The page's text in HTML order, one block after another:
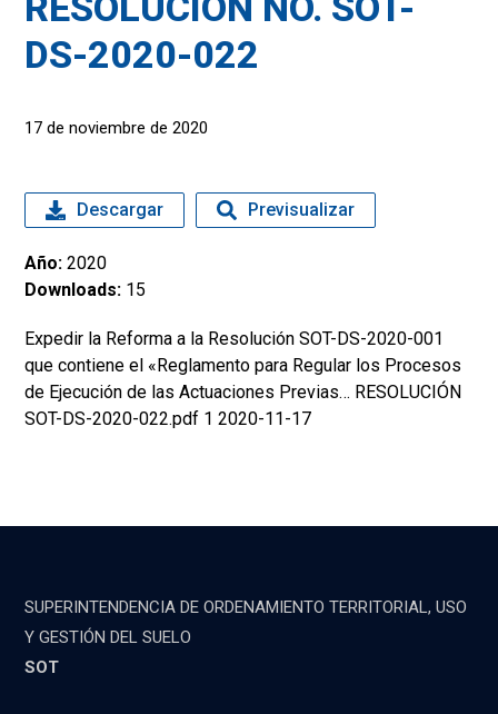
DS-2020-022
17 de noviembre de 2020
Expedir la Reforma a la Resolución SOT-DS-2020-001
que contiene el «Reglamento para Regular los Procesos
de Ejecución de las Actuaciones Previas… RESOLUCIÓN
SOT-DS-2020-022.pdf 1 2020-11-17
Descargar Previsualizar
Año: 2020
Downloads: 15
SUPERINTENDENCIA DE ORDENAMIENTO TERRITORIAL, USO
Y GESTIÓN DEL SUELO
SOT